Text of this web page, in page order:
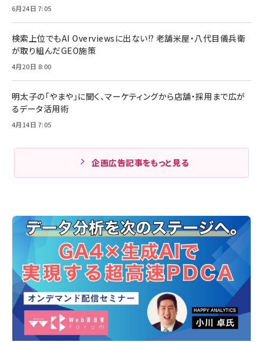
6月24日 7:05
検索上位でもAI Overviewsに出ない!? 老舗米屋・八代目儀兵衛
が取り組んだGEO施策
4月20日 8:00
明太子の「やまや」に聞く、マーケティングから店舗・採用まで広が
るデータ活用術
4月14日 7:05
企画広告記事をもっと見る